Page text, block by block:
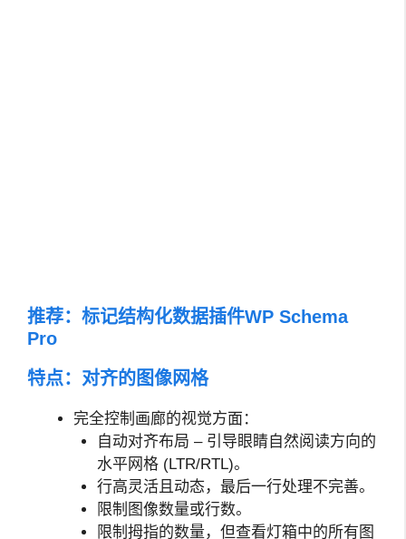
推荐： 标记结构化数据插件WP Schema
Pro
特点：对齐的图像网格
完全控制画廊的视觉方面：
自动对齐布局 – 引导眼睛自然阅读方向的
水平网格 (LTR/RTL)。
行高灵活且动态，最后一行处理不完善。
限制图像数量或行数。
限制拇指的数量，但查看灯箱中的所有图